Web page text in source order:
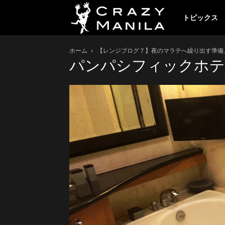
レ
イ
ー
マ
トピックス
ホーム 【レンジブログ７】夜のマラテへ繰り出す準
パンパシフィックホ